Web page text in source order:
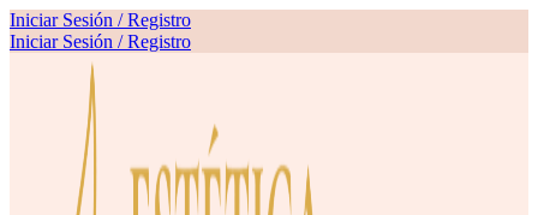
Iniciar Sesión / Registro
Iniciar Sesión / Registro